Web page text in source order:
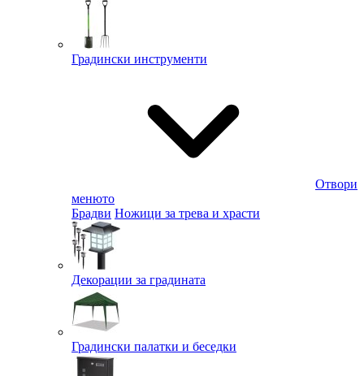
Градински инструменти
Отвори
менюто
Брадви Ножици за трева и храсти
Декорации за градината
Градински палатки и беседки